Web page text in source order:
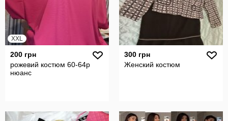
XXL
200 грн
рожевий костюм 60-64р
нюанс
300 грн
Женский костюм